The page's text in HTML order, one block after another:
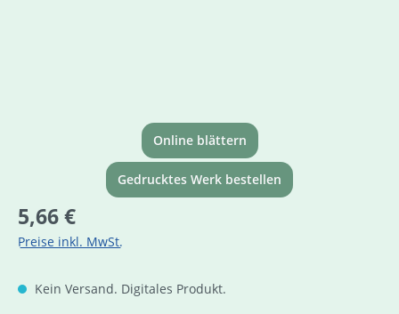
Online blättern
Gedrucktes Werk bestellen
Regulärer Preis:
5,66 €
Preise inkl. MwSt.
Kein Versand. Digitales Produkt.